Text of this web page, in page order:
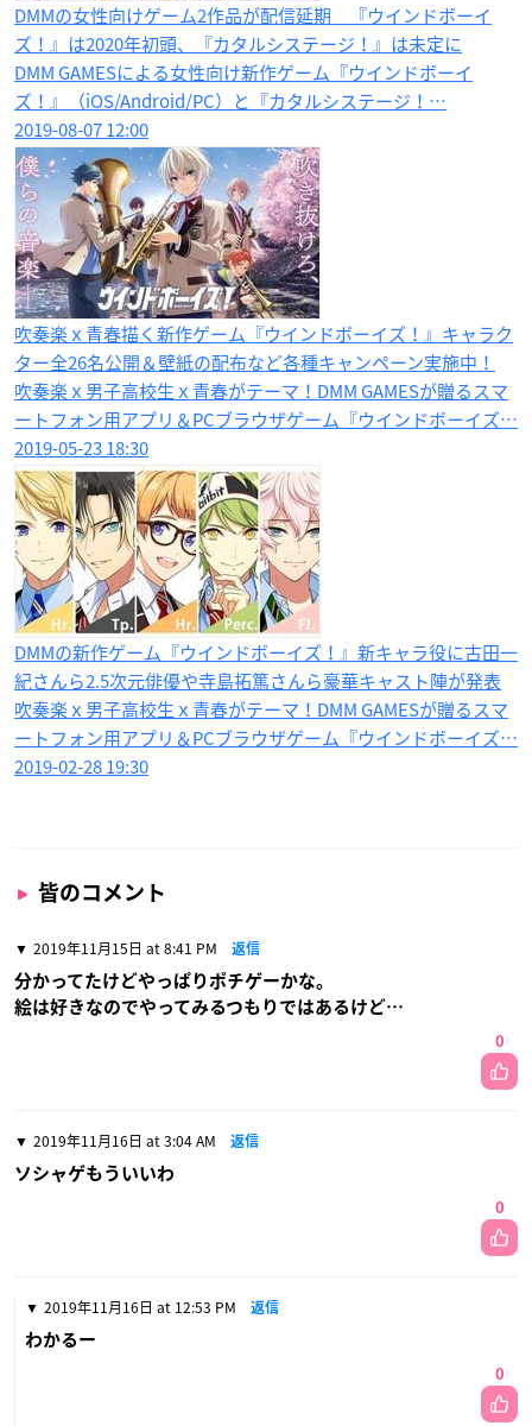
DMMの女性向けゲーム2作品が配信延期 『ウインドボーイ
ズ！』は2020年初頭、『カタルシステージ！』は未定に
DMM GAMESによる女性向け新作ゲーム『ウインドボーイ
ズ！』（iOS/Android/PC）と『カタルシステージ！…
2019-08-07 12:00
吹奏楽ｘ青春描く新作ゲーム『ウインドボーイズ！』キャラク
ター全26名公開＆壁紙の配布など各種キャンペーン実施中！
吹奏楽ｘ男子高校生ｘ青春がテーマ！DMM GAMESが贈るスマ
ートフォン用アプリ＆PCブラウザゲーム『ウインドボーイズ…
2019-05-23 18:30
DMMの新作ゲーム『ウインドボーイズ！』新キャラ役に古田一
紀さんら2.5次元俳優や寺島拓篤さんら豪華キャスト陣が発表
吹奏楽ｘ男子高校生ｘ青春がテーマ！DMM GAMESが贈るスマ
ートフォン用アプリ＆PCブラウザゲーム『ウインドボーイズ…
2019-02-28 19:30
皆のコメント
2019年11月15日 at 8:41 PM 返信
分かってたけどやっぱりポチゲーかな。
絵は好きなのでやってみるつもりではあるけど…
0
2019年11月16日 at 3:04 AM 返信
ソシャゲもういいわ
0
2019年11月16日 at 12:53 PM 返信
わかるー
0